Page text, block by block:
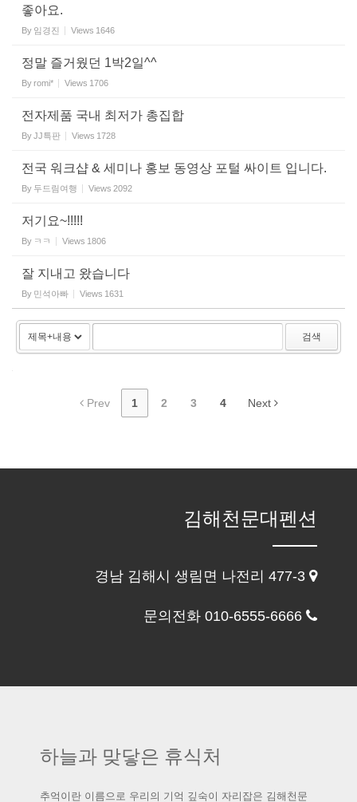
좋아요.
By 임경진 Views 1646
정말 즐거웠던 1박2일^^
Byromi* Views 1706
전자제품 국내 최저가 총집합
ByJJ특판 Views 1728
전국 워크샵 & 세미나 홍보 동영상 포털 싸이트 입니다.
By 두드림여행 Views 2092
저기요~!!!!!
By ㅋㅋ Views 1806
잘 지내고 왔습니다
By 민석아빠 Views 1631
검색
Prev 1 2 3 4 Next
김해천문대펜션
경남 김해시 생림면 나전리 477-3
문의전화 010-6555-6666
하늘과 맞닿은 휴식처
추억이란 이름으로 우리의 기억 깊숙이 자리잡은 김해천문